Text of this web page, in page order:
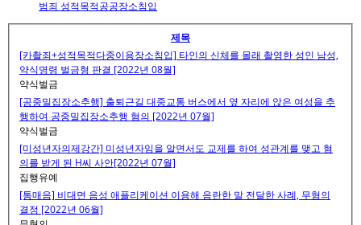
범죄 성적목적공공장소침입
제목
[카촬죄+성적목적다중이용장소침입] 타인의 신체를 몰래 촬영한 성인 남성,
약식명령 벌금형 판결 [2022년 08월]
약식벌금
[공중밀집장소추행] 출퇴근길 대중교통 버스에서 옆 자리에 앉은 여성을 추
행하여 공중밀집장소추행 혐의 [2022년 07월]
약식벌금
[미성년자의제강간] 미성년자임을 알면서도 교제를 하여 성관계를 맺고 혐
의를 받게 된 H씨 사안[2022년 07월]
집행유예
[통매음] 비대면 음성 애플리케이션 이용해 음란한 말 전달한 사례, 무혐의
결정 [2022년 06월]